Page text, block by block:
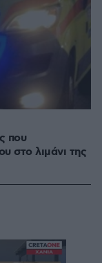
που
στο λιμάνι της